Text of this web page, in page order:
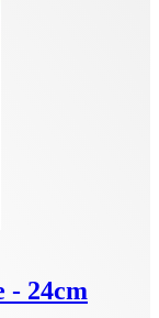
- 24cm